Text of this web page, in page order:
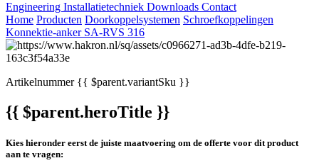
Engineering Installatietechniek Downloads Contact
Home Producten Doorkoppelsystemen Schroefkoppelingen
Konnektie-anker SA-RVS 316
Artikelnummer{{ $parent.variantSku }}
{{ $parent.heroTitle }}
Kies hieronder eerst de juiste maatvoering om de offerte voor dit product
aan te vragen: